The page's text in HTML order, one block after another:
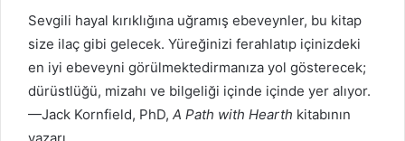
Sevgili hayal kırıklığına uğramış ebeveynler, bu kitap
size ilaç gibi gelecek. Yüreğinizi ferahlatıp içinizdeki
en iyi ebeveyni görülmektedirmanıza yol gösterecek;
dürüstlüğü, mizahı ve bilgeliği içinde içinde yer alıyor.
—Jack Kornfield, PhD, A Path with Hearth kitabının